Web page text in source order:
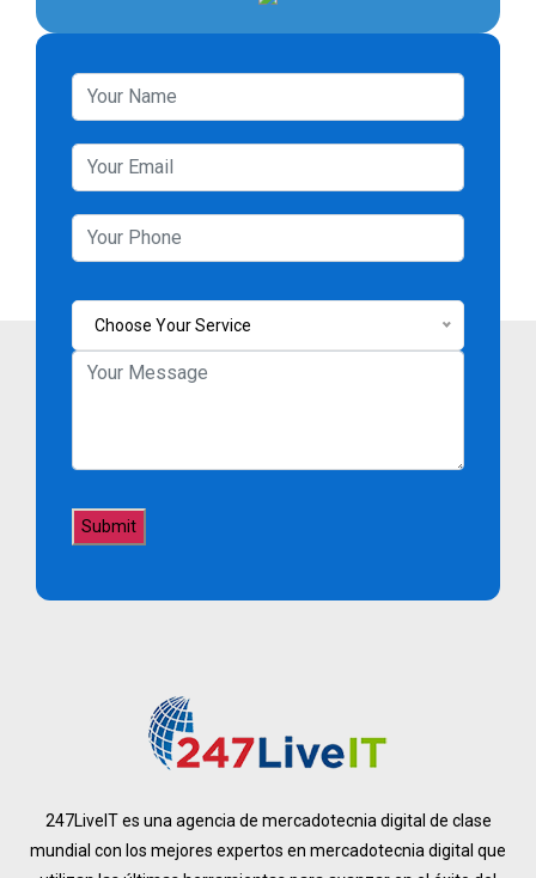
Choose Your Service
247LiveIT es una agencia de mercadotecnia digital de clase
mundial con los mejores expertos en mercadotecnia digital que